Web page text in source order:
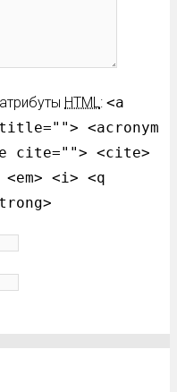
HTML: <a
<acronym
cite=""> <cite>
<i> <q